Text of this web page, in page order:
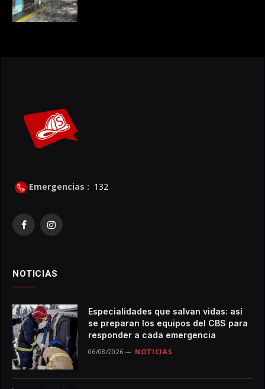
Emergencias : 132
FacebookInstagram
NOTICIAS
Especialidades que salvan vidas: así
se preparan los equipos del CBS para
responder a cada emergencia
06/08/2026 NOTICIAS